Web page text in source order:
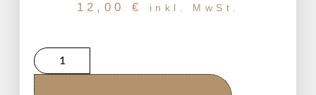
12,00€ inkl. MwSt.